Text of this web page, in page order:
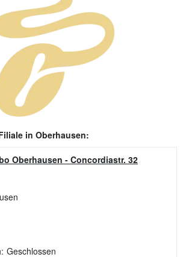
in Oberhausen:
Oberhausen - Concordiastr. 32
Geschlossen